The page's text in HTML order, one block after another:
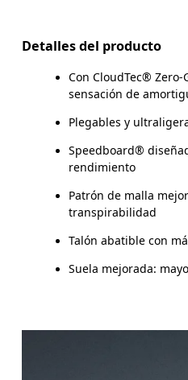
Detalles del producto
Con CloudTec®
sensación de
Plegables y
Speedboard®
rendimiento
Patrón de malla
transpirabilidad
Talón abatible con
Suela mejorada: